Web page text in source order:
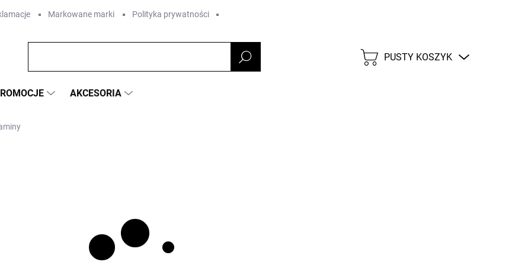
Markowane marki Polityka prywatności
KOSZYK
PUSTY KOSZYK
AKCESORIA